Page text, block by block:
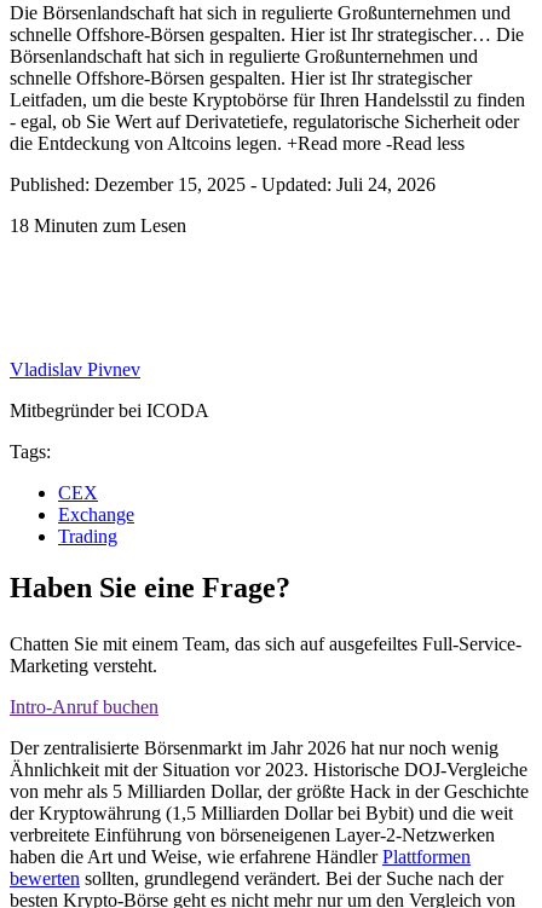
Die Börsenlandschaft hat sich in regulierte Großunternehmen und
schnelle Offshore-Börsen gespalten. Hier ist Ihr strategischer… Die
Börsenlandschaft hat sich in regulierte Großunternehmen und
schnelle Offshore-Börsen gespalten. Hier ist Ihr strategischer
Leitfaden, um die beste Kryptobörse für Ihren Handelsstil zu finden
- egal, ob Sie Wert auf Derivatetiefe, regulatorische Sicherheit oder
die Entdeckung von Altcoins legen. +Read more -Read less
Published: Dezember 15, 2025 - Updated: Juli 24, 2026
18 Minuten zum Lesen
Vladislav Pivnev
Mitbegründer bei ICODA
Tags:
CEX
Exchange
Trading
Haben Sie eine Frage?
Chatten Sie mit einem Team, das sich auf ausgefeiltes Full-Service-
Marketing versteht.
Intro-Anruf buchen
Der zentralisierte Börsenmarkt im Jahr 2026 hat nur noch wenig
Ähnlichkeit mit der Situation vor 2023. Historische DOJ-Vergleiche
von mehr als 5 Milliarden Dollar, der größte Hack in der Geschichte
der Kryptowährung (1,5 Milliarden Dollar bei Bybit) und die weit
verbreitete Einführung von börseneigenen Layer-2-Netzwerken
haben die Art und Weise, wie erfahrene HändlerPlattformen
bewerten sollten, grundlegend verändert. Bei der Suche nach der
besten Krypto-Börse geht es nicht mehr nur um den Vergleich von